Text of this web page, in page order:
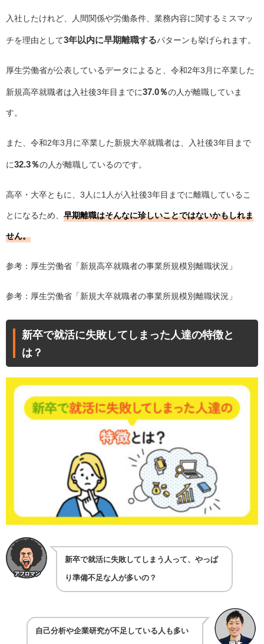
入社したけれど、人間関係や労働条件、業務内容に関するミスマッ
チを理由として3年以内に早期離職するパターンも挙げられます。
厚生労働省が公表しているデータによると、令和2年3月に卒業した
新規高卒就職者は入社後3年目までに37.0％の人が離職していま
す。
また、令和2年3月に卒業した新規大卒就職者は、入社後3年目まで
に32.3％の人が離職しているのです。
高卒・大卒ともに、3人に1人が入社後3年目までに離職しているこ
とになるため、 早期離職はそんなに珍しいことではないかもしれま
せん。
参考：厚生労働省「新規高卒就職者の事業所規模別離職状況 」
参考：厚生労働省「新規大卒就職者の事業所規模別離職状況 」
新卒で就活に失敗してしまった人達の特徴と
は？
新卒で就活に失敗してしまう人って、やっぱ
り準備不足な人が多いの？
自己分析や企業研究が不足している人も多い